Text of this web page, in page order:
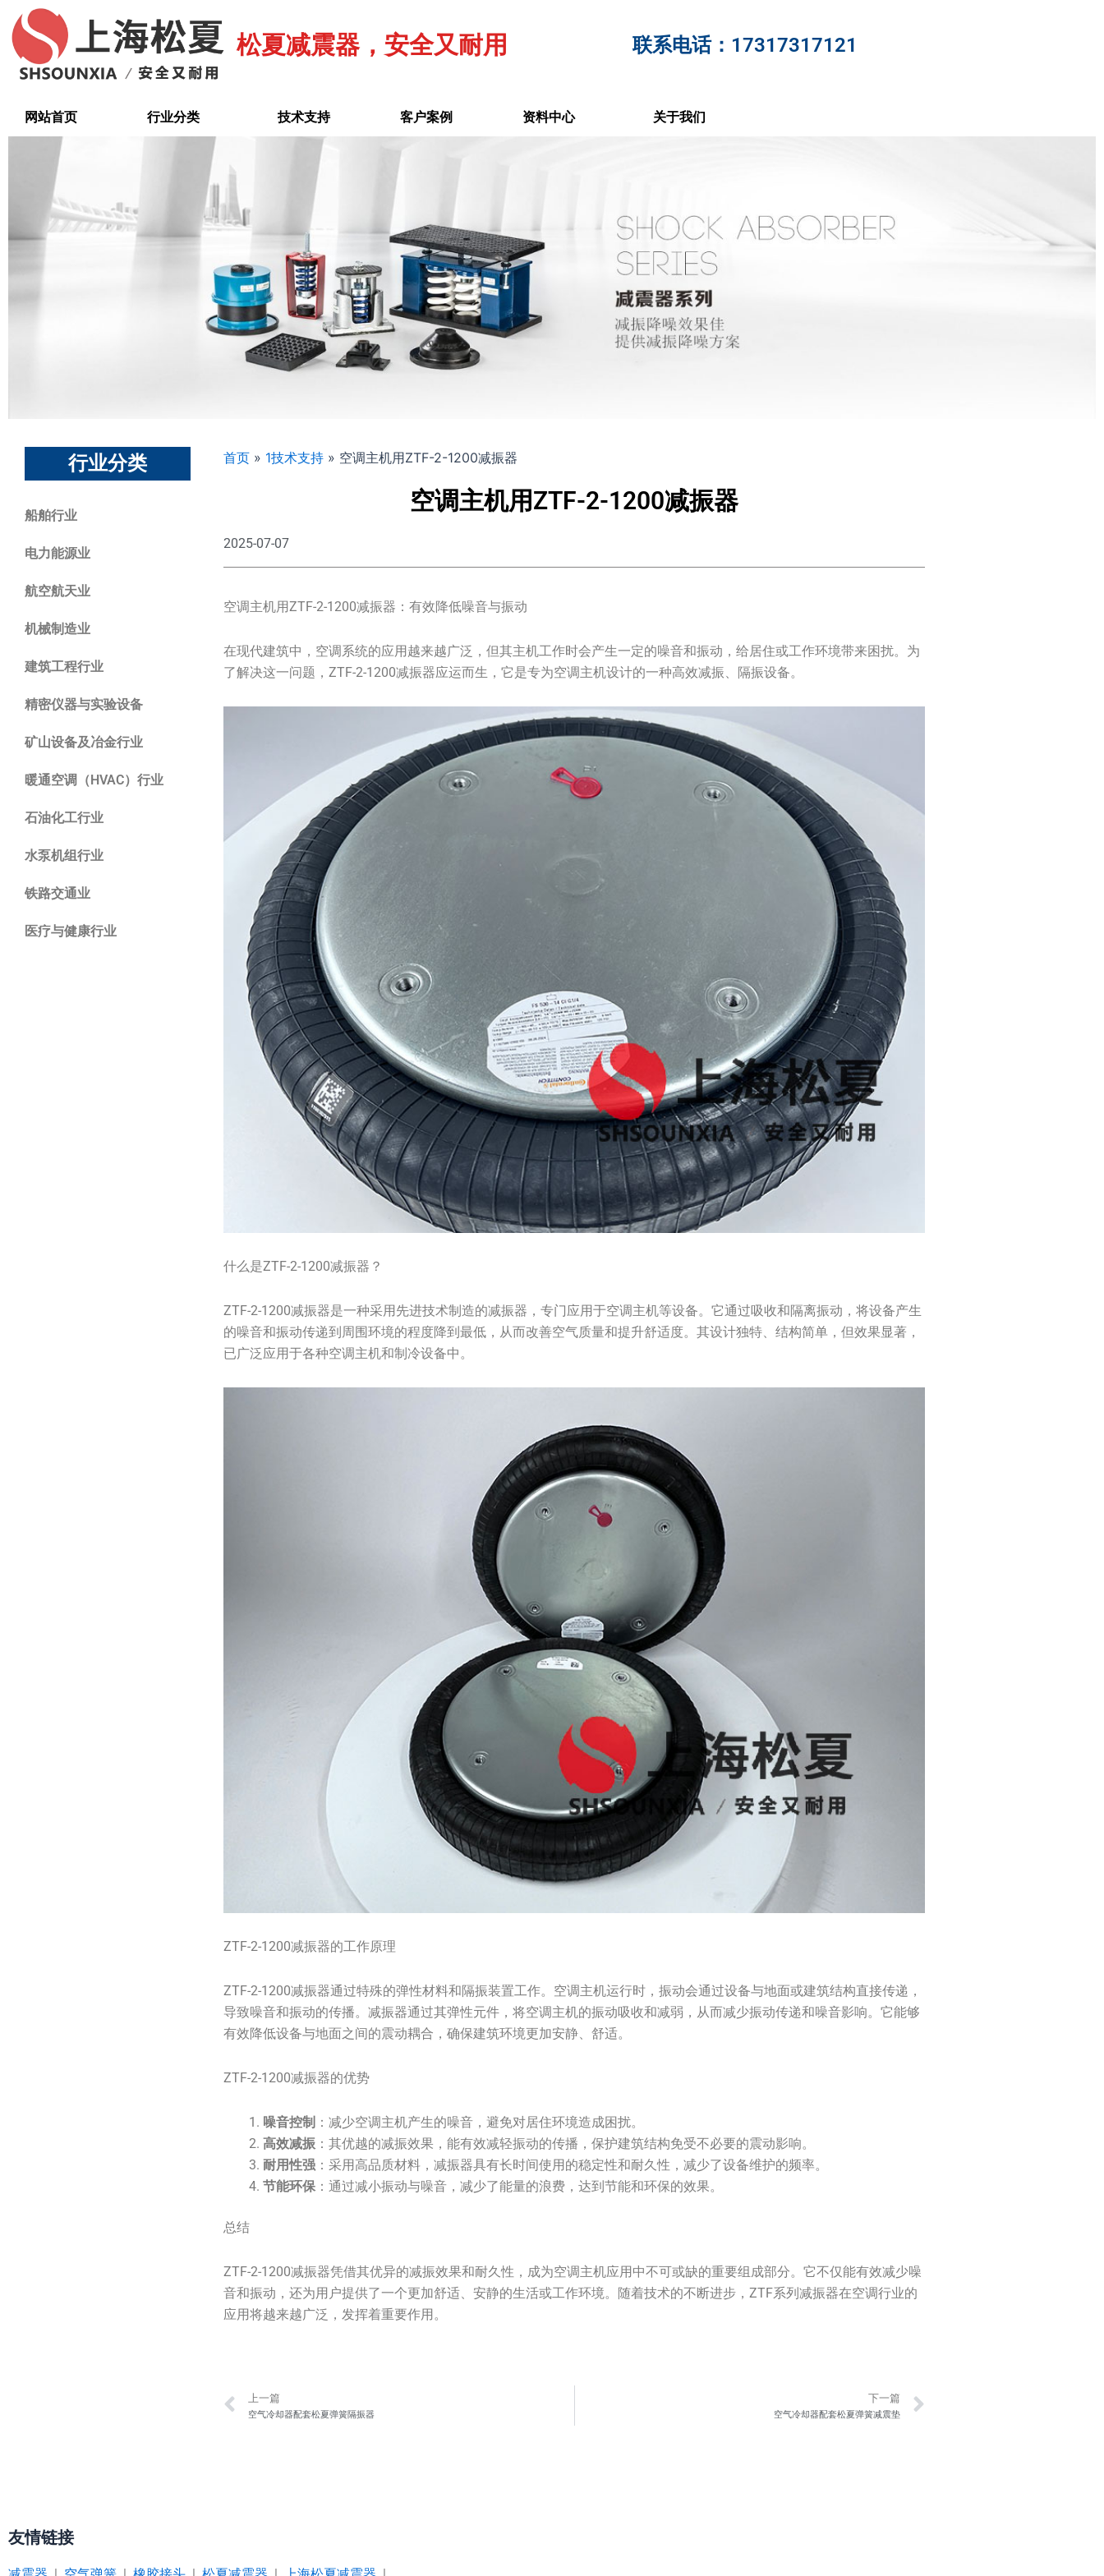
至
松夏减震器，安全又耐用 联系电话：17317317121
网站首页 行业分类 技术支持 客户案例 资料中心 关于我们
行业分类
船舶行业
电力能源业
航空航天业
机械制造业
建筑工程行业
精密仪器与实验设备
矿山设备及冶金行业
暖通空调（HVAC）行业
石油化工行业
水泵机组行业
铁路交通业
医疗与健康行业
首页 » 1技术支持 » 空调主机用ZTF-2-1200减振器
空调主机用ZTF-2-1200减振器
2025-07-07
空调主机用ZTF-2-1200减振器：有效降低噪音与振动
在现代建筑中，空调系统的应用越来越广泛，但其主机工作时会产生一定的噪音和振动，给居住或工作环境带来困扰。为
了解决这一问题，ZTF-2-1200减振器应运而生，它是专为空调主机设计的一种高效减振、隔振设备。
什么是ZTF-2-1200减振器？
ZTF-2-1200减振器是一种采用先进技术制造的减振器，专门应用于空调主机等设备。它通过吸收和隔离振动，将设备产生
的噪音和振动传递到周围环境的程度降到最低，从而改善空气质量和提升舒适度。其设计独特、结构简单，但效果显著，
已广泛应用于各种空调主机和制冷设备中。
ZTF-2-1200减振器的工作原理
ZTF-2-1200减振器通过特殊的弹性材料和隔振装置工作。空调主机运行时，振动会通过设备与地面或建筑结构直接传递，
导致噪音和振动的传播。减振器通过其弹性元件，将空调主机的振动吸收和减弱，从而减少振动传递和噪音影响。它能够
有效降低设备与地面之间的震动耦合，确保建筑环境更加安静、舒适。
ZTF-2-1200减振器的优势
噪音控制 ：减少空调主机产生的噪音，避免对居住环境造成困扰。
高效减振 ：其优越的减振效果，能有效减轻振动的传播，保护建筑结构免受不必要的震动影响。
耐用性强 ：采用高品质材料，减振器具有长时间使用的稳定性和耐久性，减少了设备维护的频率。
节能环保 ：通过减小振动与噪音，减少了能量的浪费，达到节能和环保的效果。
总结
ZTF-2-1200减振器凭借其优异的减振效果和耐久性，成为空调主机应用中不可或缺的重要组成部分。它不仅能有效减少噪
音和振动，还为用户提供了一个更加舒适、安静的生活或工作环境。随着技术的不断进步，ZTF系列减振器在空调行业的
应用将越来越广泛，发挥着重要作用。
Prev
上一篇
空气冷却器配套松夏弹簧隔振器
下一篇
空气冷却器配套松夏弹簧减震垫
友情链接